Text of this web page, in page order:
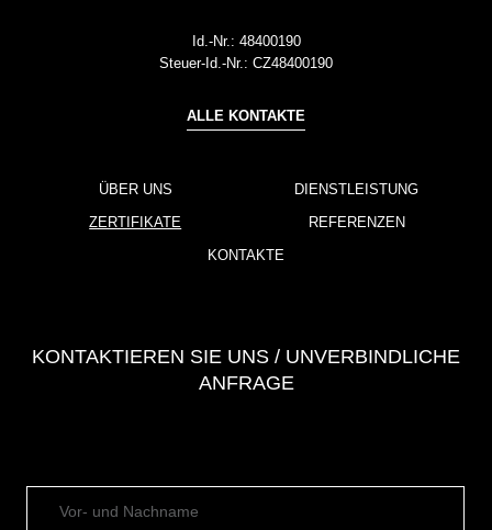
Id.-Nr.: 48400190
Steuer-Id.-Nr.: CZ48400190
ALLE KONTAKTE
ÜBER UNS
DIENSTLEISTUNG
ZERTIFIKATE
REFERENZEN
KONTAKTE
KONTAKTIEREN SIE UNS / UNVERBINDLICHE
ANFRAGE
Vor- und Nachname